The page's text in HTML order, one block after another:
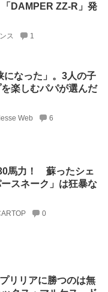
DAMPER ZZ-R」発
ス 1
になった」。3人の子
楽しむパパが選んだ
Web 6
馬力！ 蘇ったシェ
スネーク」は狂暴な
0
リリアに勝つのは無